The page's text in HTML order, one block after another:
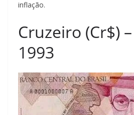
inflação.
Cruzeiro (Cr$)
1993